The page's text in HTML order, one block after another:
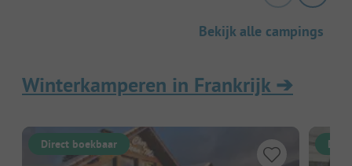
Bekijk alle campings
Winterkamperen in Frankrijk➔
Direct boekbaar